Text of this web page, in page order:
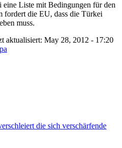
Liste mit Bedingungen für den
die EU, dass die Türkei
muss.
aktualisiert: May 28, 2012 - 17:20
die sich verschärfende